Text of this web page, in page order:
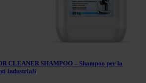
CLEANER SHAMPOO – Shampoo per la
industriali